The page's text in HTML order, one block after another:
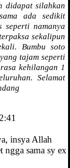
didapat silahkan
ada sedikit
seperti namanya
sekalipun
Bumbu soto
tajam seperti
kehilangan 1
Selamat
insya Allah
ngga sama sy ex